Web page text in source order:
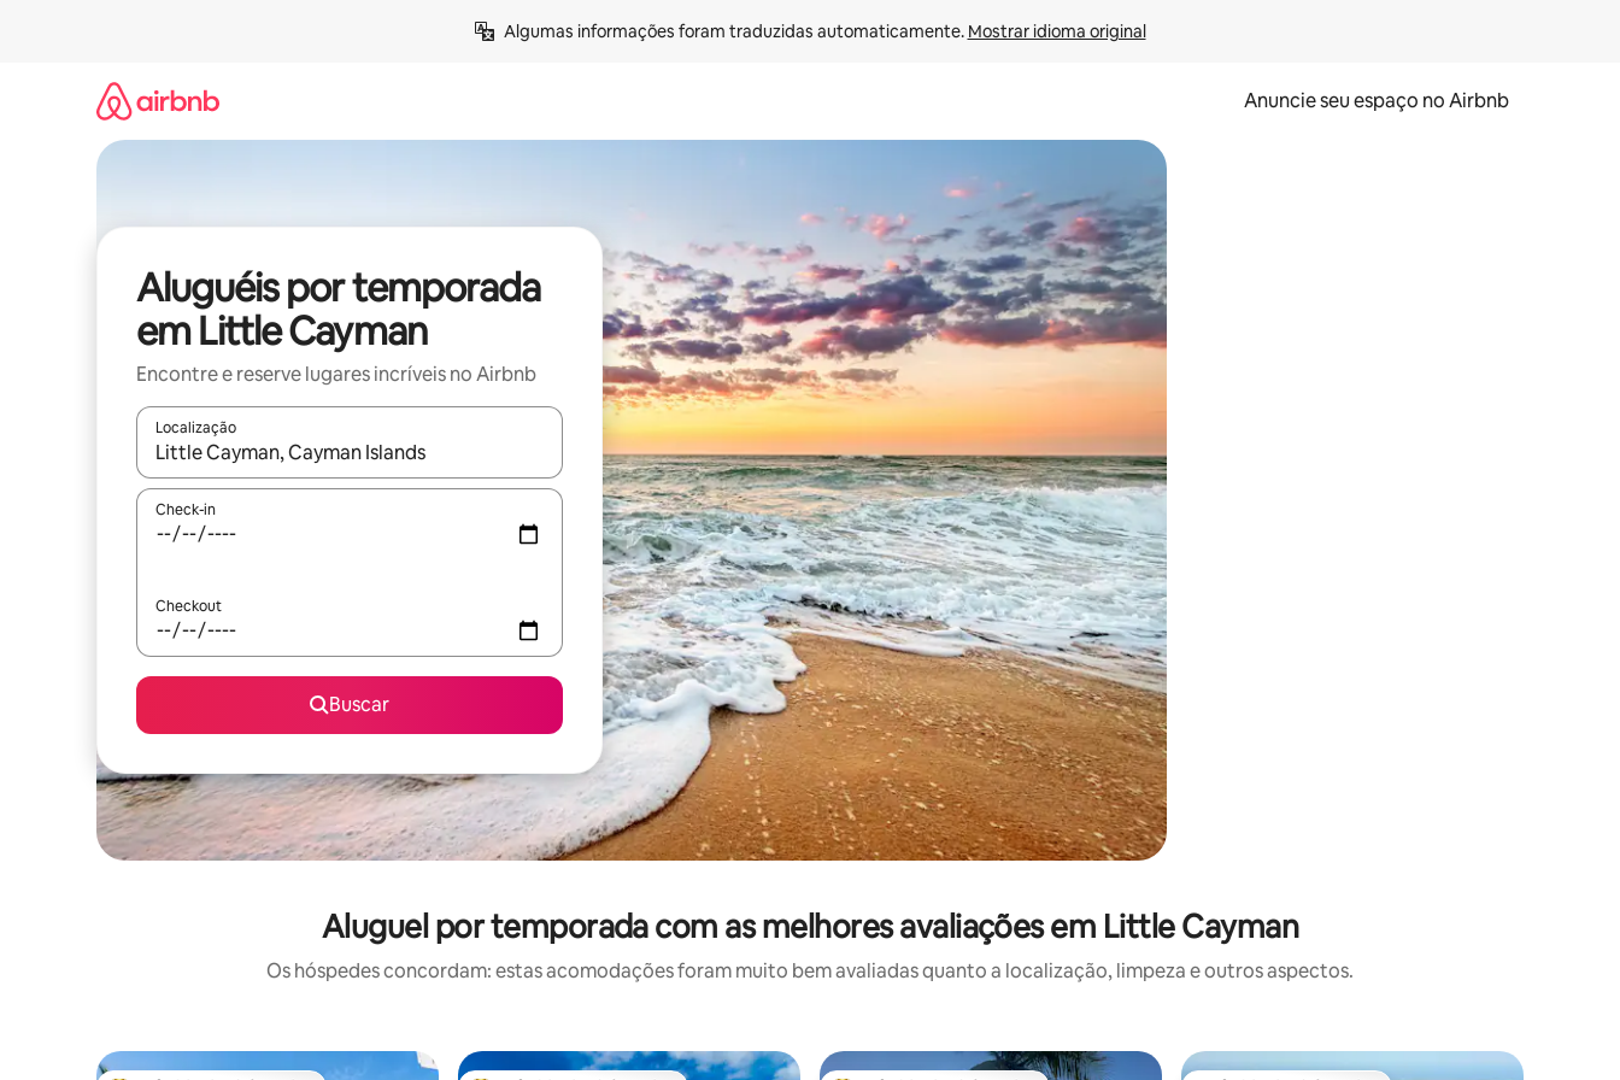
Algumas informações foram traduzidas automaticamente. Mostrar idioma original
Anuncie seu espaço no Airbnb
Aluguéis por temporada
em Little Cayman
Encontre e reserve lugares incríveis no Airbnb
Localização
Quando os resultados estiverem disponíveis, explore-os usando as seta para cima e para baixo do teclado ou tocando e deslizando o dedo na tela.
Check-in
Checkout
Buscar
Aluguel por temporada com as melhores avaliações em Little Cayman
Os hóspedes concordam: estas acomodações foram muito bem avaliadas quanto a localização, limpeza e outros aspectos.